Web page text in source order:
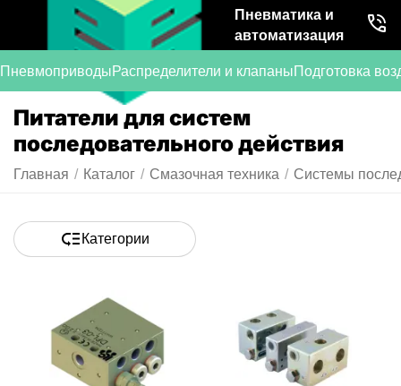
Пневматика и
автоматизация
ПневмоприводыРаспределители и клапаныПодготовка
Питатели для систем
последовательного действия
Главная / Каталог / Смазочная техника / Системы
Категории